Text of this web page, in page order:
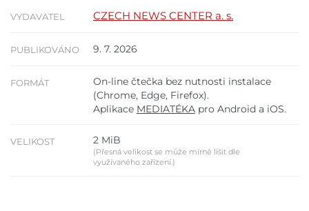
VYDAVATEL CZECH NEWS CENTER a. s.
PUBLIKOVÁNO 9. 7. 2026
FORMÁT
On-line čtečka bez nutnosti instalace
(Chrome, Edge, Firefox).
Aplikace MEDIATÉKA pro Android a iOS.
VELIKOST 2 MiB
(Přesná velikost se může mírně lišit dle
využívaného zařízení.)